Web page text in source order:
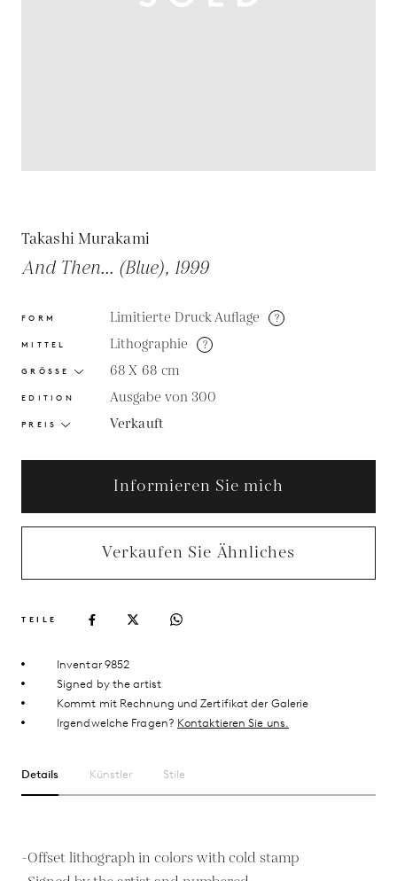
Takashi Murakami
And Then... (Blue), 1999
FORM Limitierte Druck Auflage ?
MITTEL Lithographie ?
GRÖSSE 68 X 68 cm
EDITION Ausgabe von 300
PREIS Verkauft
Informieren Sie mich
Verkaufen Sie Ähnliches
TEILE
Inventar 9852
Signed by the artist
Kommt mit Rechnung und Zertifikat der Galerie
Irgendwelche Fragen? Kontaktieren Sie uns.
Details Künstler Stile
-Offset lithograph in colors with cold stamp